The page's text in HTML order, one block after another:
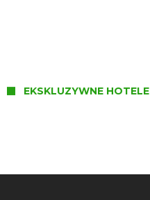
EKSKLUZYWNE HOTELE